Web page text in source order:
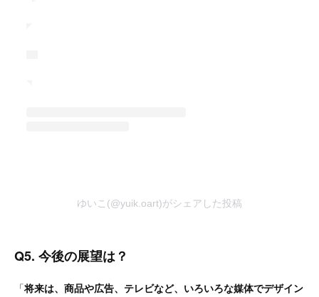
ゆいこ(@yuik.oart)がシェアした投稿
Q5. 今後の展望は？
「将来は、商品や広告、テレビなど、いろいろな媒体でデザイン